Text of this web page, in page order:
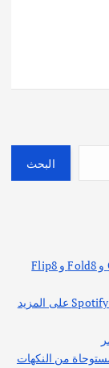
البحث
سامسونج تُطلق رسمياً أجهزة Galaxy Z Fold8 Ultra و Fold8 و Flip8
سامسونج وSpotify تتعاونان لإتاحة تجربة Spotify Premium على المزيد
من النكهات